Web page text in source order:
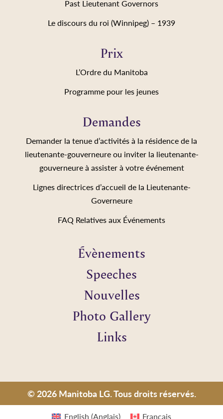
Past Lieutenant Governors
Le discours du roi (Winnipeg) – 1939
Prix
L’Ordre du Manitoba
Programme pour les jeunes
Demandes
Demander la tenue d’activités à la résidence de la
lieutenante-gouverneure ou inviter la lieutenante-
gouverneure à assister à votre événement
Lignes directrices d’accueil de la Lieutenante-
Governeure
FAQ Relatives aux Événements
Évènements
Speeches
Nouvelles
Photo Gallery
Links
© 2026 Manitoba LG. Tous droits réservés.
English (Anglais) Français